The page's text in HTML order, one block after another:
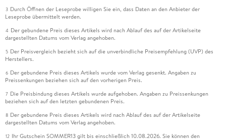
12. Swift-Interna . . . 277
12. 1 . . . Speicherverwaltung . . . 277
12. 2 . . . Attribute, Property Wrapper und Makros . . . 282
12. 3 . . . Reflection und KeyPath-Ausdrücke . . . 286
12. 4 . . . Swift Package Manager . . . 290
3 Durch Öffnen der Leseprobe willigen Sie ein, dass Daten an den Anbieter der
Leseprobe übermittelt werden.
4 Der gebundene Preis dieses Artikels wird nach Ablauf des auf der Artikelseite
dargestellten Datums vom Verlag angehoben.
5 Der Preisvergleich bezieht sich auf die unverbindliche Preisempfehlung (UVP) des
Herstellers.
6 Der gebundene Preis dieses Artikels wurde vom Verlag gesenkt. Angaben zu
Preissenkungen beziehen sich auf den vorherigen Preis.
7 Die Preisbindung dieses Artikels wurde aufgehoben. Angaben zu Preissenkungen
beziehen sich auf den letzten gebundenen Preis.
8 Der gebundene Preis dieses Artikels wird nach Ablauf des auf der Artikelseite
dargestellten Datums vom Verlag angehoben.
12 Ihr Gutschein SOMMER13 gilt bis einschließlich 10.08.2026. Sie können den